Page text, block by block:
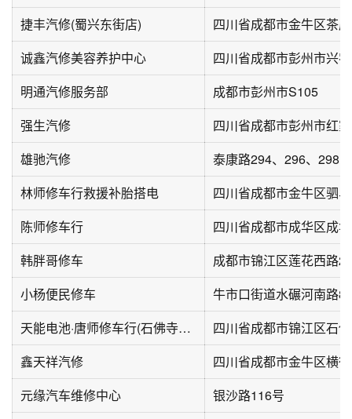
捷丰汽修(蜀兴东街店)
诚鑫汽修美容养护中心
明通汽修服务部
成都市彭州市S105
强生汽修
雄驰汽修
泰康路294、296、298号
林师修车行救援补胎搭电
陈师修车行
四川省成都市成华区成
韩胖哥修车
成都市锦江区莲花西路
小杨便民修车
牛市口街道水碾河南路
天能电池·唐师修车行(石佛寺街店)
四川省成都市锦江区石
鑫天祥汽修
四川省成都市金牛区横
元缘汽车维修中心
银沙路116号